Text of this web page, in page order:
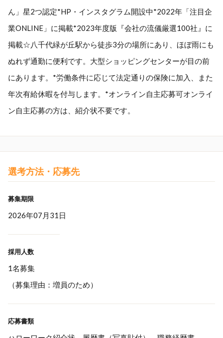
ん」星2つ認定*HP・インスタグラム開設中*2022年「注目企
業ONLINE」に掲載*2023年度版『会社の流儀厳選100社』に
掲載☆八千代緑が丘駅から徒歩3分の場所にあり、ほぼ雨にも
ぬれず通勤に便利です。大型ショッピングセンターが目の前
にあります。*労働条件に応じて法定通りの保険に加入、また
年次有給休暇を付与します。*オンライン自主応募可オンライ
ン自主応募の方は、紹介状不要です。
選考方法・応募先
募集期限
2026年07月31日
採用人数
1名募集
（募集理由：増員のため）
応募書類